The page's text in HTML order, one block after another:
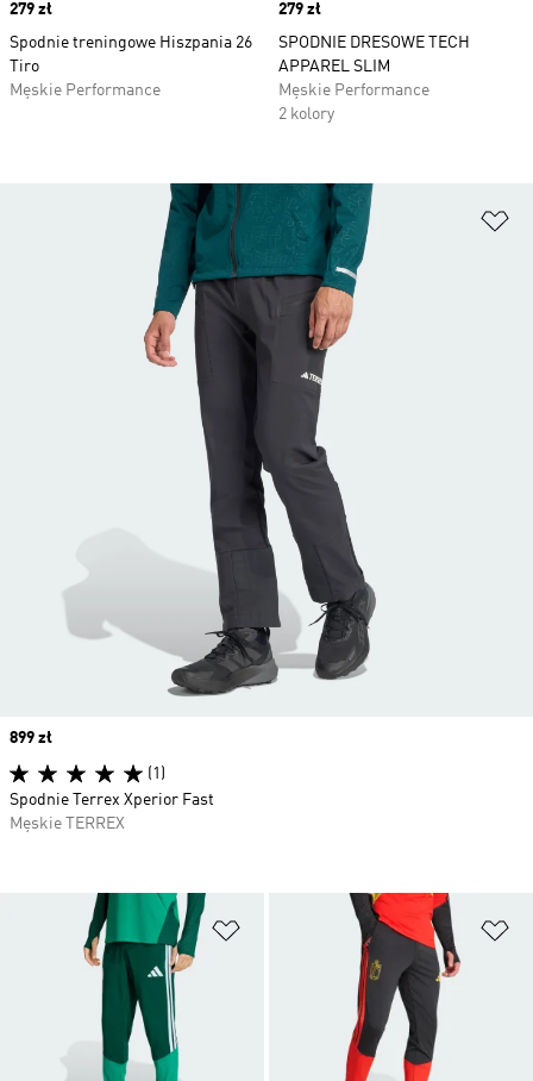
Price
279 zł
Spodnie treningowe Hiszpania 26
Tiro
Męskie Performance
Price
279 zł
SPODNIE DRESOWE TECH
APPAREL SLIM
Męskie Performance
2 kolory
Dodaj do listy życzeń
Price
899 zł
(1)
Spodnie Terrex Xperior Fast
Męskie TERREX